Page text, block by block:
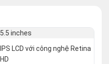
5.5 inches
IPS LCD với công nghệ Retina
HD